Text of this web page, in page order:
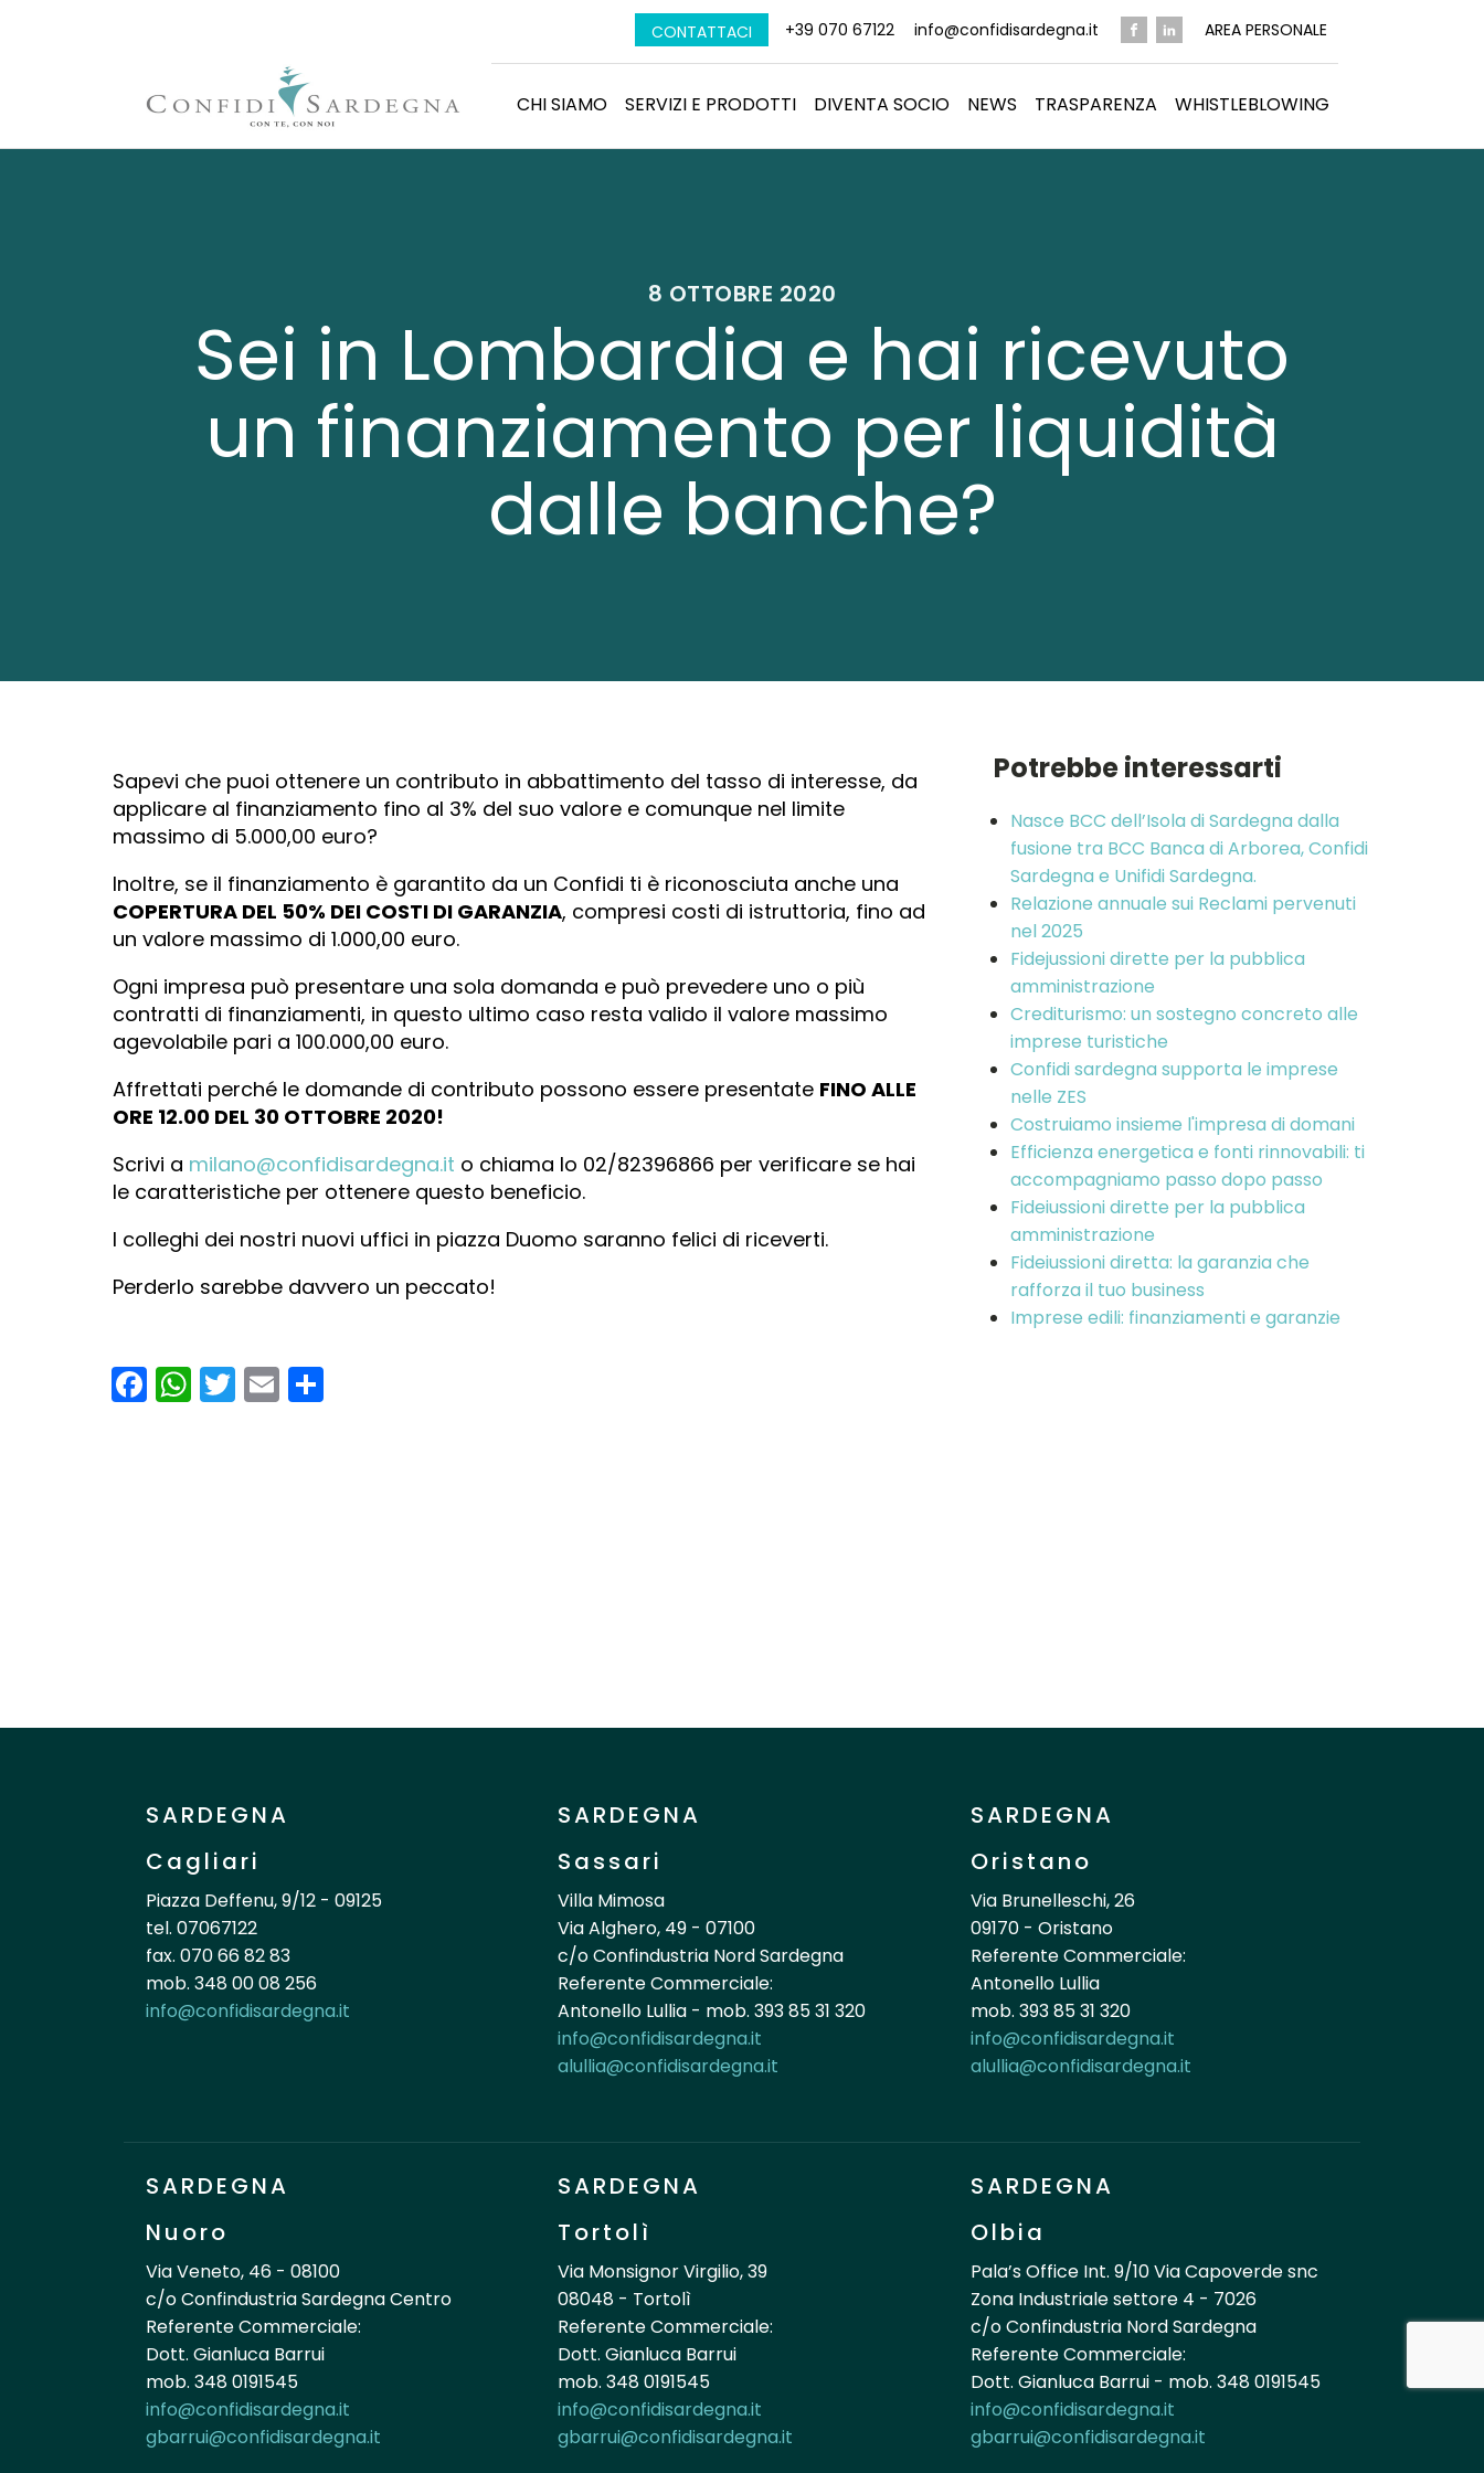
CONTATTACI +39 070 67122 info@confidisardegna.it AREA PERSONALE
CHI SIAMO SERVIZI E PRODOTTI DIVENTA SOCIO NEWS TRASPARENZA WHISTLEBLOWING
8 OTTOBRE 2020
Sei in Lombardia e hai ricevuto
un finanziamento per liquidità
dalle banche?
Sapevi che puoi ottenere un contributo in abbattimento del tasso di interesse, da
applicare al finanziamento fino al 3% del suo valore e comunque nel limite
massimo di 5.000,00 euro?
Inoltre, se il finanziamento è garantito da un Confidi ti è riconosciuta anche una
COPERTURA DEL 50% DEI COSTI DI GARANZIA, compresi costi di istruttoria, fino ad
un valore massimo di 1.000,00 euro.
Ogni impresa può presentare una sola domanda e può prevedere uno o più
contratti di finanziamenti, in questo ultimo caso resta valido il valore massimo
agevolabile pari a 100.000,00 euro.
Affrettati perché le domande di contributo possono essere presentate FINO ALLE
ORE 12.00 DEL 30 OTTOBRE 2020!
Scrivi a milano@confidisardegna.it o chiama lo 02/82396866 per verificare se hai
le caratteristiche per ottenere questo beneficio.
I colleghi dei nostri nuovi uffici in piazza Duomo saranno felici di riceverti.
Perderlo sarebbe davvero un peccato!
Facebook
WhatsApp
Twitter
Email
Potrebbe interessarti
Nasce BCC dell’Isola di Sardegna dalla
fusione tra BCC Banca di Arborea, Confidi
Sardegna e Unifidi Sardegna.
Relazione annuale sui Reclami pervenuti
nel 2025
Fidejussioni dirette per la pubblica
amministrazione
Crediturismo: un sostegno concreto alle
imprese turistiche
Confidi sardegna supporta le imprese
nelle ZES
Costruiamo insieme l'impresa di domani
Efficienza energetica e fonti rinnovabili: ti
accompagniamo passo dopo passo
Fideiussioni dirette per la pubblica
amministrazione
Fideiussioni diretta: la garanzia che
rafforza il tuo business
Imprese edili: finanziamenti e garanzie
SARDEGNA
Cagliari
Piazza Deffenu, 9/12 - 09125
tel. 07067122
fax. 070 66 82 83
mob. 348 00 08 256
info@confidisardegna.it
SARDEGNA
Sassari
Villa Mimosa
Via Alghero, 49 - 07100
c/o Confindustria Nord Sardegna
Referente Commerciale:
Antonello Lullia - mob. 393 85 31 320
info@confidisardegna.it
alullia@confidisardegna.it
SARDEGNA
Oristano
Via Brunelleschi, 26
09170 - Oristano
Referente Commerciale:
Antonello Lullia
mob. 393 85 31 320
info@confidisardegna.it
alullia@confidisardegna.it
SARDEGNA
Nuoro
Via Veneto, 46 - 08100
c/o Confindustria Sardegna Centro
Referente Commerciale:
Dott. Gianluca Barrui
mob. 348 0191545
info@confidisardegna.it
gbarrui@confidisardegna.it
SARDEGNA
Tortolì
Via Monsignor Virgilio, 39
08048 - Tortolì
Referente Commerciale:
Dott. Gianluca Barrui
mob. 348 0191545
info@confidisardegna.it
gbarrui@confidisardegna.it
SARDEGNA
Olbia
Pala’s Office Int. 9/10 Via Capoverde snc
Zona Industriale settore 4 - 7026
c/o Confindustria Nord Sardegna
Referente Commerciale:
Dott. Gianluca Barrui - mob. 348 0191545
info@confidisardegna.it
gbarrui@confidisardegna.it